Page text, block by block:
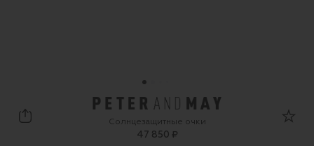
Peter&May Walk
Солнцезащитные очки
47 850 ₽